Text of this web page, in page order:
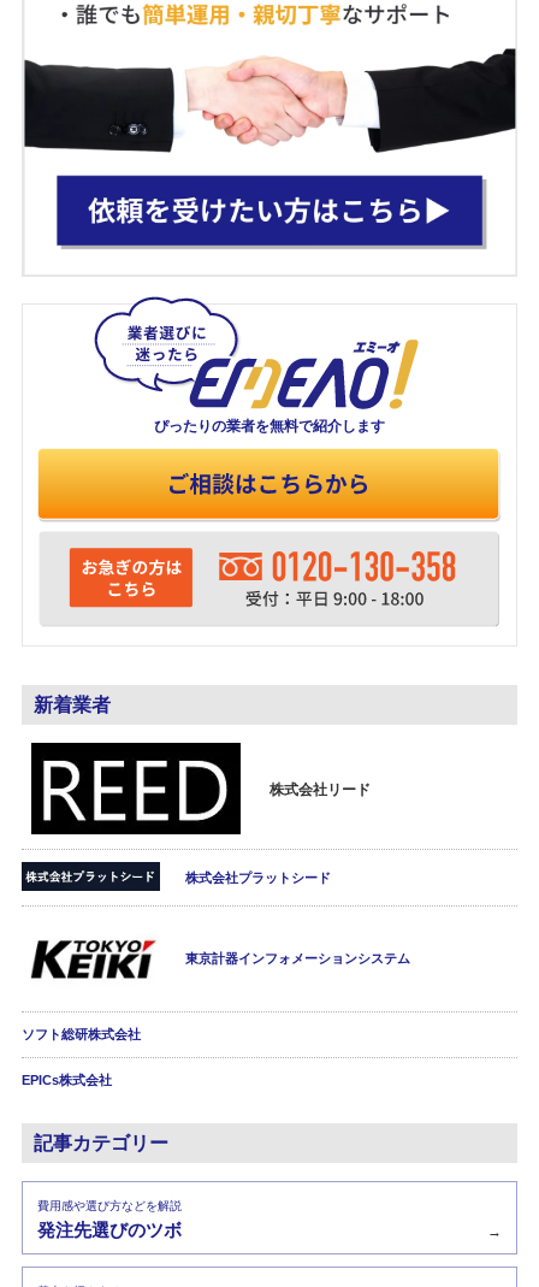
ぴったりの業者を無料で紹介します
新着業者
株式会社リード
株式会社プラットシード
東京計器インフォメーションシステム
ソフト総研株式会社
EPICs株式会社
記事カテゴリー
費用感や選び方などを解説
発注先選びのツボ →